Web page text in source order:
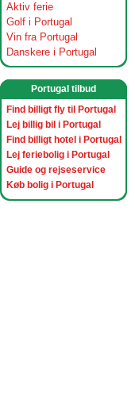
Aktiv ferie
Golf i Portugal
Vin fra Portugal
Danskere i Portugal
Portugal tilbud
Find billigt fly til Portugal
Lej billig bil i Portugal
Find billigt hotel i Portugal
Lej feriebolig i Portugal
Guide og rejseservice
Køb bolig i Portugal